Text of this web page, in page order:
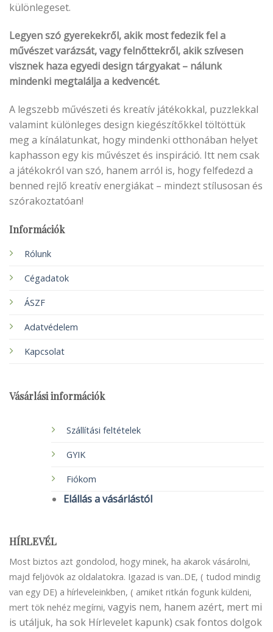
különlegeset.
Legyen szó gyerekekről, akik most fedezik fel a
művészet varázsát, vagy felnőttekről, akik szívesen
visznek haza egyedi design tárgyakat – nálunk
mindenki megtalálja a kedvencét.
A legszebb művészeti és kreatív játékokkal, puzzlekkal
valamint különleges design kiegészítőkkel töltöttük
meg a kínálatunkat, hogy mindenki otthonában helyet
kaphasson egy kis művészet és inspiráció. Itt nem csak
a játékokról van szó, hanem arról is, hogy felfedezd a
benned rejlő kreatív energiákat – mindezt stílusosan és
szórakoztatóan!
Információk
Rólunk
Cégadatok
ÁSZF
Adatvédelem
Kapcsolat
Vásárlási információk
Szállítási feltételek
GYIK
Fiókom
Elállás a vásárlástól
HÍRLEVÉL
Most biztos azt gondolod, hogy minek, ha akarok vásárolni,
majd feljövök az oldalatokra. Igazad is van..DE, ( tudod mindig
van egy DE) a hírleveleinkben, ( amiket ritkán fogunk küldeni,
mert tök nehéz megírni, vagyis nem, hanem azért, mert mi
is utáljuk, ha sok Hírlevelet kapunk) csak fontos dolgok